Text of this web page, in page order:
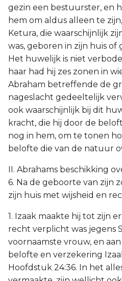
gezin een bestuurster, en
hem om aldus alleen te
Ketura, die waarschijnlijk
was, geboren in zijn huis
Het huwelijk is niet
haar had hij zes zonen in
Abraham betreffende de
nageslacht gedeeltelijk
ook waarschijnlijk bij dit
kracht, die hij door de
nog in hem, om te tonen
belofte die van de natuur
II. Abrahams beschikking
6. Na de geboorte van zijn
zijn huis met wijsheid en
1. Izaak maakte hij tot zijn
recht verplicht was jegens
voornaamste vrouw, en
belofte en verzekering
Hoofdstuk 24:36. In het